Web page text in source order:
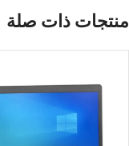
منتجات ذات صلة